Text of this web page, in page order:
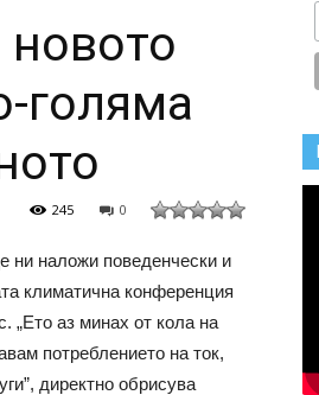
голяма
0
245
ни наложи поведенчески и
климатична конференция
„Ето аз минах от кола на
потреблението на ток,
директно обрисува